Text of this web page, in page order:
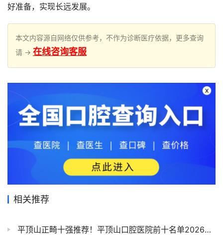
好准备，实现长远发展。
本文内容源自网络仅供参考，不作为诊断医疗依据，更多查询
请 → 在线咨询客服
相关推荐
平顶山正畸十强推荐！平顶山口腔医院前十名单2026私立版更新